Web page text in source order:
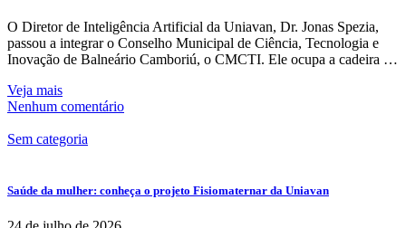
O Diretor de Inteligência Artificial da Uniavan, Dr. Jonas Spezia,
passou a integrar o Conselho Municipal de Ciência, Tecnologia e
Inovação de Balneário Camboriú, o CMCTI. Ele ocupa a cadeira …
Veja mais
Nenhum comentário
Sem categoria
Saúde da mulher: conheça o projeto Fisiomaternar da Uniavan